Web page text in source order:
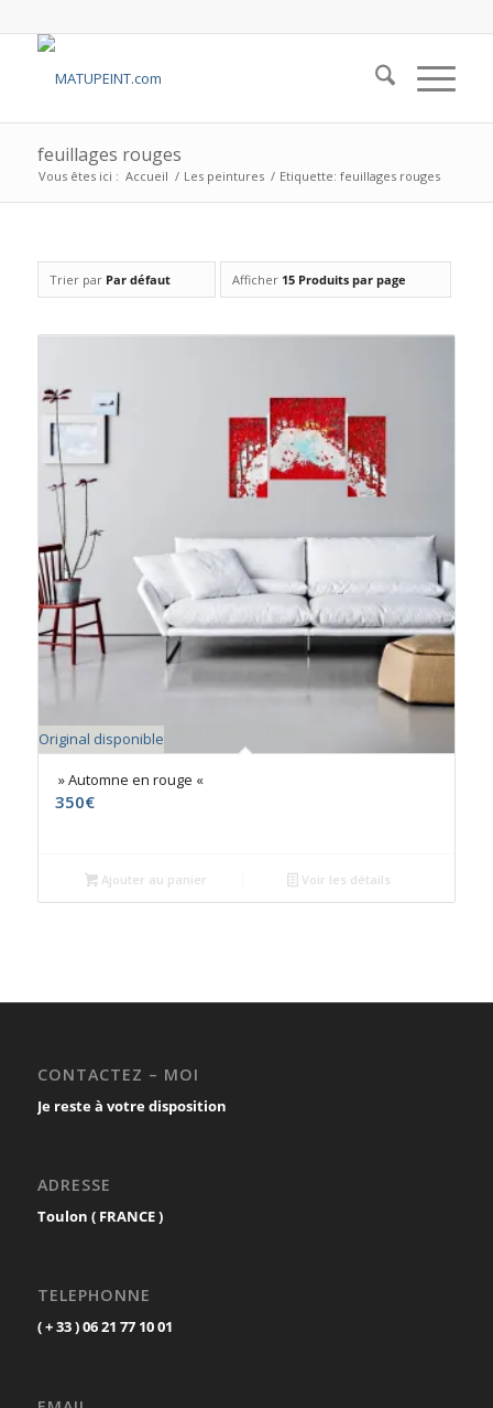
feuillages rouges
Vous êtes ici : Accueil / Les peintures / Etiquette: feuillages rouges
Trier par Par défaut Afficher 15 Produits par page
Original disponible
» Automne en rouge «
350€
Ajouter au panier Voir les détails
CONTACTEZ – MOI
Je reste à votre disposition
ADRESSE
Toulon ( FRANCE )
TELEPHONNE
( + 33 ) 06 21 77 10 01